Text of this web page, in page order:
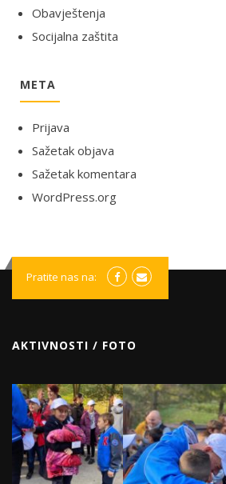
Obavještenja
Socijalna zaštita
META
Prijava
Sažetak objava
Sažetak komentara
WordPress.org
Pratite nas na:
AKTIVNOSTI / FOTO